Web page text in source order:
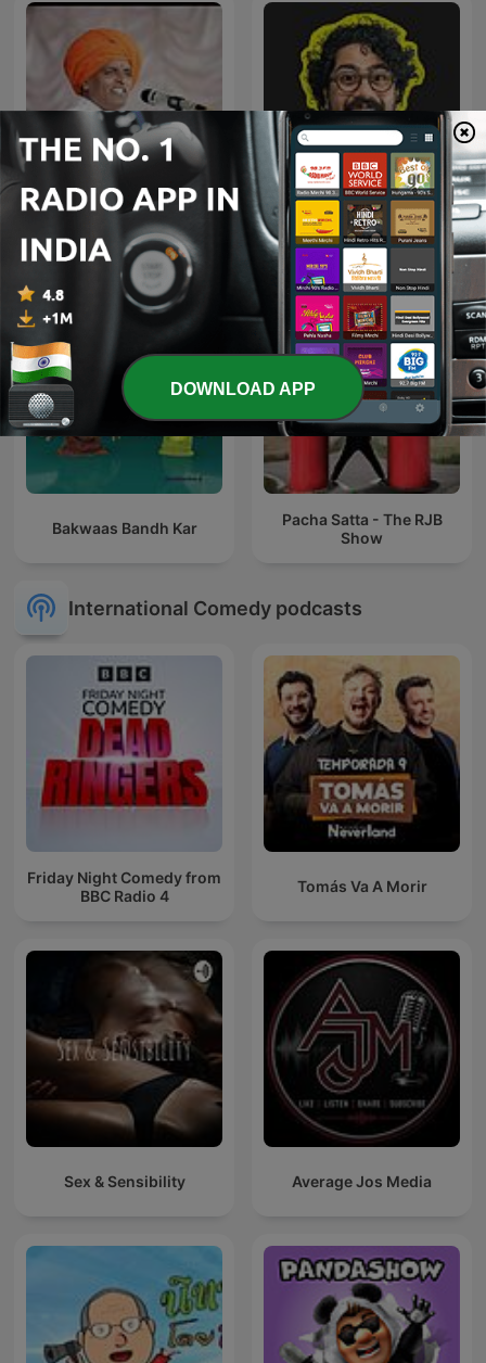
इंदुरीकर महाराज
Whyfal (व्हायफळ) a Marathi
Podcast
Bakwaas Bandh Kar
Pacha Satta - The RJB
Show
International Comedy podcasts
Friday Night Comedy from
BBC Radio 4
Tomás Va A Morir
Sex & Sensibility Average Jos Media
DOWNLOAD APP